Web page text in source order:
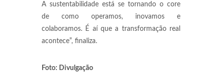
A sustentabilidade está se tornando o core
de como operamos, inovamos e
colaboramos. É aí que a transformação real
acontece”, finaliza.
Foto: Divulgação